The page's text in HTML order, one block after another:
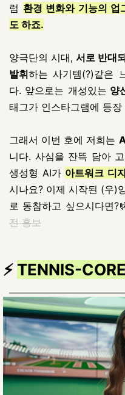
럼 환경 변화와 기능의 업
도 하죠.
양극단의 시대, 서로 반대
발휘하는 사기템(?)같은
다. 앞으로는 개성있는 양
태그가 인스타그램에 등
그래서 이번 호에 저희는
니다. 사심을 잔뜩 담아
생성형 AI가 아트워크 디
시나요? 이제 시작된 (우)
로 동참하고 싶으시다면
전 홍보
⚡ TENNIS-